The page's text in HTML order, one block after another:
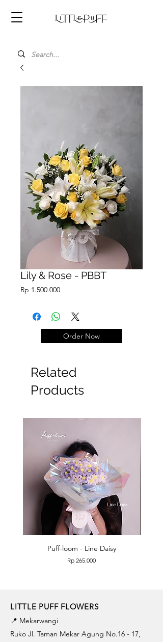
Lily & Rose - PBBT
Rp 1.500.000Price
Order Now
Related
Products
Puff-loom - Line Daisy
Price
Rp 265.000
LITTLE PUFF FLOWERS
📍 Mekarwangi
Ruko Jl. Taman Mekar Agung No.16 - 17,